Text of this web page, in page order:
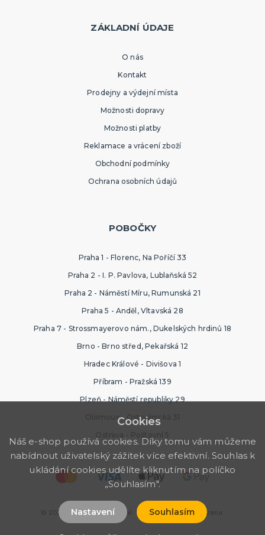
ZÁKLADNÍ ÚDAJE
O nás
Kontakt
Prodejny a výdejní místa
Možnosti dopravy
Možnosti platby
Reklamace a vrácení zboží
Obchodní podmínky
Ochrana osobních údajů
POBOČKY
Praha 1 - Florenc, Na Poříčí 33
Praha 2 - I. P. Pavlova, Lublaňská 52
Praha 2 - Náměstí Míru, Rumunská 21
Praha 5 - Anděl, Vltavská 28
Praha 7 - Strossmayerovo nám., Dukelských hrdinů 18
Brno - Brno střed, Pekařská 12
Hradec Králové - Divišova 1
Příbram - Pražská 139
Plzeň - Náměstí republiky 29
Olomouc - Ostružnická 31
Ostrava - Poštovní 5
© 2026 Ptákoviny Karneval. Všechna práva vyhrazena.
Cookies
Náš e-shop používá cookies. Díky tomu vám můžeme
nabídnout uživatelský zážitek více efektivní. Souhlas k
ukládání cookies udělíte kliknutím na políčko
„Souhlasím".
Nastavení Souhlasím